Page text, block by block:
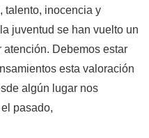
talento, inocencia y
juventud se han vuelto un
Debemos estar
esta valoración
algún lugar nos
pasado,